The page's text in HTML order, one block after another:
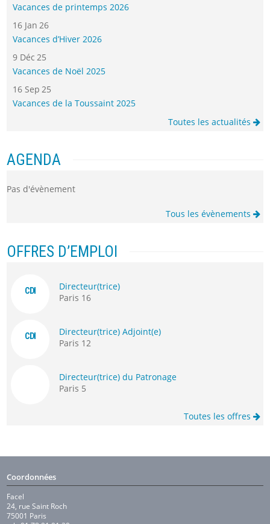
Vacances de printemps 2026
16 Jan 26
Vacances d’Hiver 2026
9 Déc 25
Vacances de Noël 2025
16 Sep 25
Vacances de la Toussaint 2025
Toutes les actualités
AGENDA
Pas d'évènement
Tous les évènements
OFFRES D’EMPLOI
CDI
Directeur(trice)
Paris 16
CDI
Directeur(trice) Adjoint(e)
Paris 12
Directeur(trice) du Patronage
Paris 5
Toutes les offres
Coordonnées
Facel
24, rue Saint Roch
75001 Paris